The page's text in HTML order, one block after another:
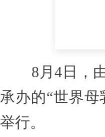
8 月4日，
承办的“世界
举行。